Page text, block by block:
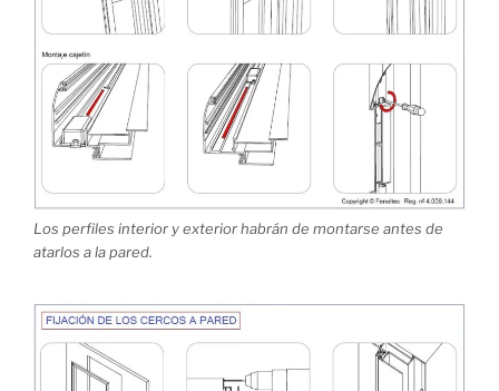
Los perfiles interior y exterior habrán de montarse antes de
atarlos a la pared.